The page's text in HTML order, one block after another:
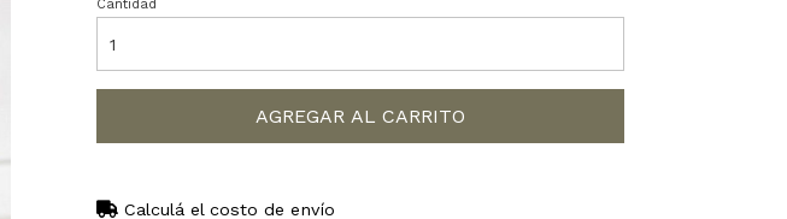
Cantidad
AGREGAR AL CARRITO
Calculá el costo de envío